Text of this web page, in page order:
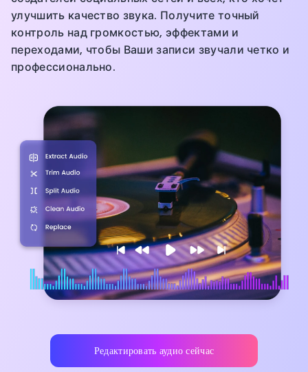
улучшить качество звука. Получите точный
контроль над громкостью, эффектами и
переходами, чтобы Ваши записи звучали четко и
профессионально.
Редактировать аудио сейчас